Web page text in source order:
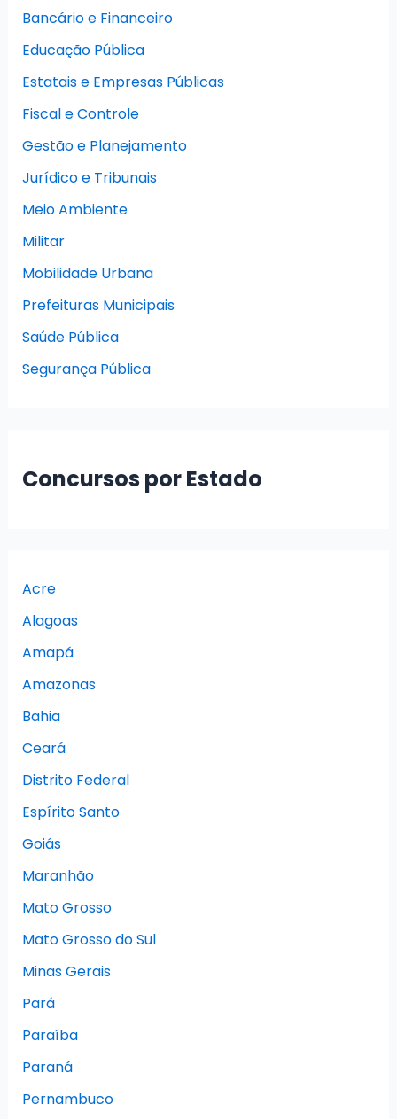
Bancário e Financeiro
Educação Pública
Estatais e Empresas Públicas
Fiscal e Controle
Gestão e Planejamento
Jurídico e Tribunais
Meio Ambiente
Militar
Mobilidade Urbana
Prefeituras Municipais
Saúde Pública
Segurança Pública
Concursos por Estado
Acre
Alagoas
Amapá
Amazonas
Bahia
Ceará
Distrito Federal
Espírito Santo
Goiás
Maranhão
Mato Grosso
Mato Grosso do Sul
Minas Gerais
Pará
Paraíba
Paraná
Pernambuco